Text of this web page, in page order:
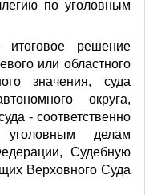
по уголовным
решение
или областного
значения, суда
округа,
- соответственно
делам
Судебную
Верховного Суда